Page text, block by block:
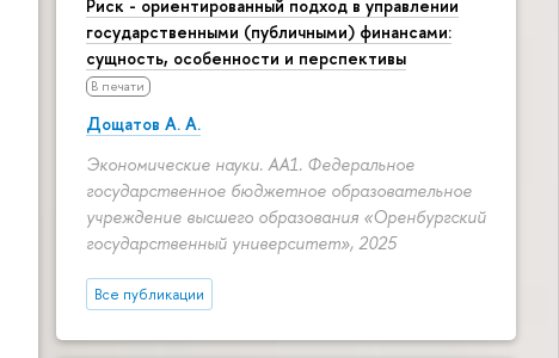
Риск - ориентированный подход в управлении
государственными (публичными) финансами:
сущность, особенности и перспективы
В печати
Дощатов А. А.
Экономические науки. АА1. Федеральное
государственное бюджетное образовательное
учреждение высшего образования «Оренбургский
государственный университет», 2025
Все публикации